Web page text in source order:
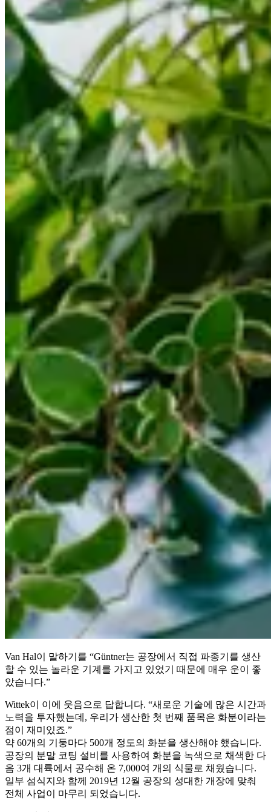
Van Hal이 말하기를 “Güntner는 공장에서 직접 파종기를 생산
할 수 있는 놀라운 기계를 가지고 있었기 때문에 매우 운이 좋
았습니다.”
Wittek이 이에 웃음으로 답합니다. “새로운 기술에 많은 시간과
노력을 투자했는데, 우리가 생산한 첫 번째 품목은 화분이라는
점이 재미있죠.”
약 60개의 기둥마다 500개 정도의 화분을 생산해야 했습니다.
공장의 분말 코팅 설비를 사용하여 화분을 녹색으로 채색한 다
음 3개 대륙에서 공수해 온 7,000여 개의 식물로 채웠습니다.
일부 섬식지와 함께 2019년 12월 공장의 성대한 개장에 맞춰
전체 사업이 마무리 되었습니다.